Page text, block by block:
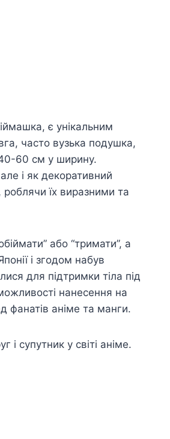
є унікальним
часто вузька подушка,
40-60 см у ширину.
і як декоративний
їх виразними та
або “тримати”, а
і згодом набув
для підтримки тіла під
нанесення на
фанатів аніме та манги.
супутник у світі аніме.